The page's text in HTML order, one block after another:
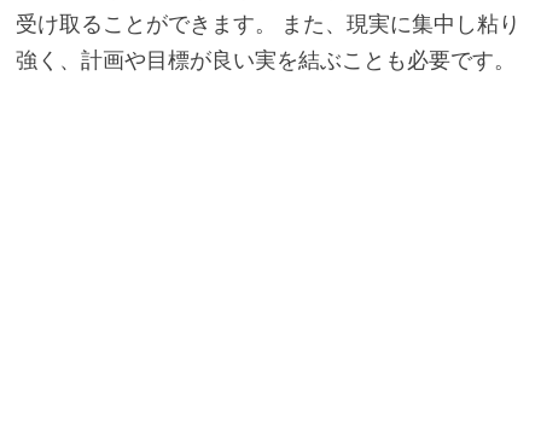
受け取ることができます。 また、現実に集中し粘り
強く、計画や目標が良い実を結ぶことも必要です。